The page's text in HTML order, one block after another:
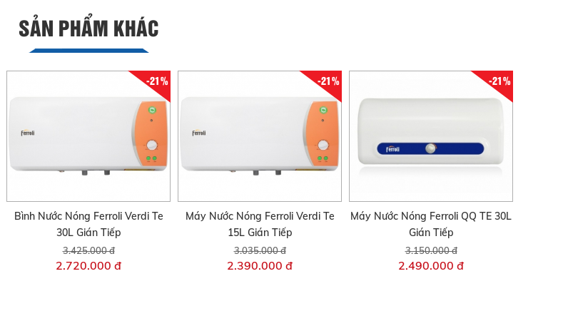
SẢN PHẨM KHÁC
-21%
Bình Nước Nóng Ferroli Verdi Te
30L Gián Tiếp
3.425.000 đ
2.720.000 đ
-21%
Máy Nước Nóng Ferroli Verdi Te
15L Gián Tiếp
3.035.000 đ
2.390.000 đ
-21%
Máy Nước Nóng Ferroli QQ TE 30L
Gián Tiếp
3.150.000 đ
2.490.000 đ